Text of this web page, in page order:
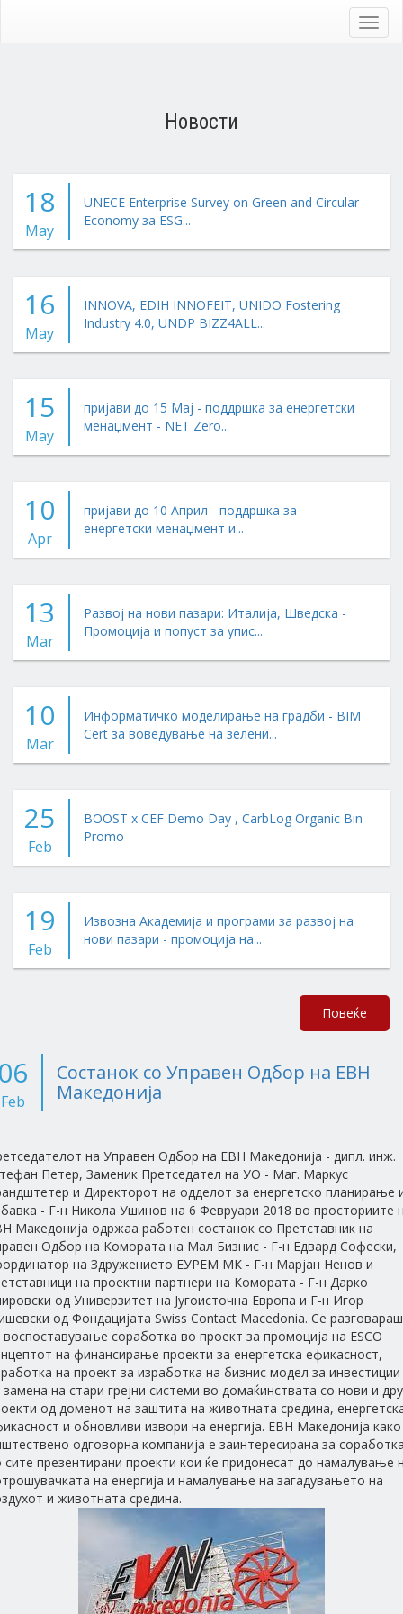
Новости
18
May
UNECE Enterprise Survey on Green and Circular
Economy за ESG...
16
May
INNOVA, EDIH INNOFEIT, UNIDO Fostering
Industry 4.0, UNDP BIZZ4ALL...
15
May
пријави до 15 Мај - поддршка за енергетски
менаџмент - NET Zero...
10
Apr
пријави до 10 Април - поддршка за
енергетски менаџмент и...
13
Mar
Развој на нови пазари: Италија, Шведска -
Промоција и попуст за упис...
10
Mar
Информатичко моделирање на градби - BIM
Cert за воведување на зелени...
25
Feb
BOOST x CEF Demo Day , CarbLog Organic Bin
Promo
19
Feb
Извозна Академија и програми за развој на
нови пазари - промоција на...
Повеќе
Feb
Состанок со Управен Одбор на ЕВН
Македонија
на Управен Одбор на ЕВН Македонија - дипл. инж.
Петер, Заменик Претседател на УО - Маг. Маркус
и Директорот на одделот за енергетско планирање
- Г-н Никола Ушинов на 6 Февруари 2018 во просториите
Македонија одржаа работен состанок со Претставник на
Одбор на Комората на Мал Бизнис - Г-н Едвард Софески,
на Здружението ЕУРЕМ МК - Г-н Марјан Ненов и
на проектни партнери на Комората - Г-н Дарко
од Универзитет на Југоисточна Европа и Г-н Игор
од Фондацијата Swiss Contact Macedonia. Се
воспоставување соработка во проект за промоција на ESCO
на финансирање проекти за енергетска ефикасност,
на проект за изработка на бизнис модел за инвестиции
замена на стари грејни системи во домаќинствата со нови и
од доменот на заштита на животната средина,
и обновливи извори на енергија. ЕВН Македонија како
одговорна компанија е заинтересирана за
сите презентирани проекти кои ќе придонесат до намалување
на енергија и намалување на загадувањето на
и животната средина.